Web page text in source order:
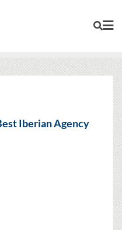
Iberian Agency